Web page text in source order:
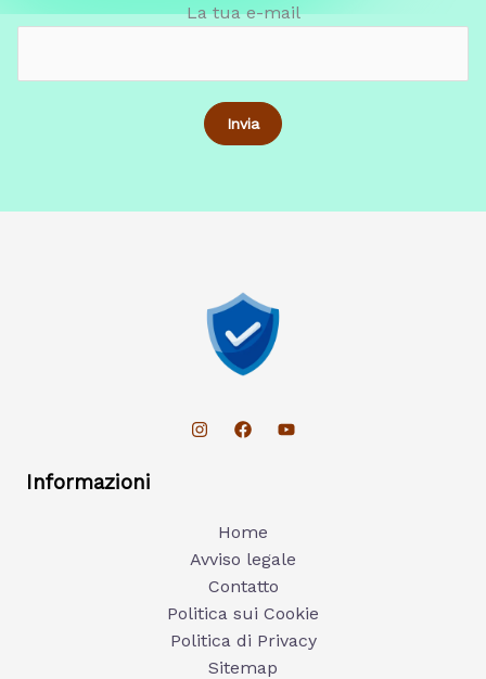
La tua e-mail
Informazioni
Home
Avviso legale
Contatto
Politica sui Cookie
Politica di Privacy
Sitemap